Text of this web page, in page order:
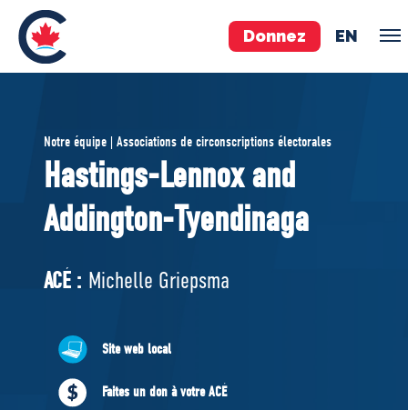
Donnez EN
ÉQUIPE
Pierre Poilievre
Vos députés conservateurs
Cabinet fantôme
ACÉ
À PROPOS
Documents constitutifs
Notre équipe | Associations de circonscriptions électorales
Hastings-Lennox and
Addington-Tyendinaga
ACÉ : Michelle Griepsma
Site web local
Faites un don à votre ACÉ